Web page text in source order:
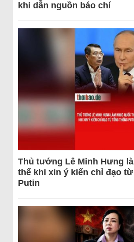
khi dẫn nguồn báo chí
Thủ tướng Lê Minh Hưng
thể khi xin ý kiến chỉ đạo
Putin